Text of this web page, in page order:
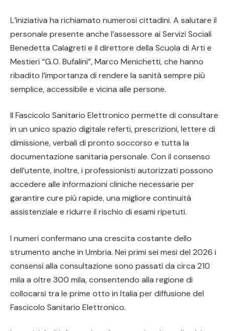
L’iniziativa ha richiamato numerosi cittadini. A salutare il
personale presente anche l’assessore ai Servizi Sociali
Benedetta Calagreti e il direttore della Scuola di Arti e
Mestieri “G.O. Bufalini”, Marco Menichetti, che hanno
ribadito l’importanza di rendere la sanità sempre più
semplice, accessibile e vicina alle persone.
Il Fascicolo Sanitario Elettronico permette di consultare
in un unico spazio digitale referti, prescrizioni, lettere di
dimissione, verbali di pronto soccorso e tutta la
documentazione sanitaria personale. Con il consenso
dell’utente, inoltre, i professionisti autorizzati possono
accedere alle informazioni cliniche necessarie per
garantire cure più rapide, una migliore continuità
assistenziale e ridurre il rischio di esami ripetuti.
I numeri confermano una crescita costante dello
strumento anche in Umbria. Nei primi sei mesi del 2026 i
consensi alla consultazione sono passati da circa 210
mila a oltre 300 mila, consentendo alla regione di
collocarsi tra le prime otto in Italia per diffusione del
Fascicolo Sanitario Elettronico.